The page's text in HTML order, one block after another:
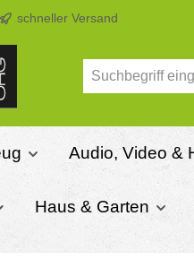
schneller Versand
Audio, Video &
Haus & Garten